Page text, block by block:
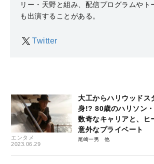
リー・天野と組み、配信プログラムやト
も出演することがある。
Twitter
エンタメ
2023.06.29
大工からハリウッドス
身!? 80歳のハリソン
数奇なキャリアと、ヒ
意外なプライベート
尾崎一男